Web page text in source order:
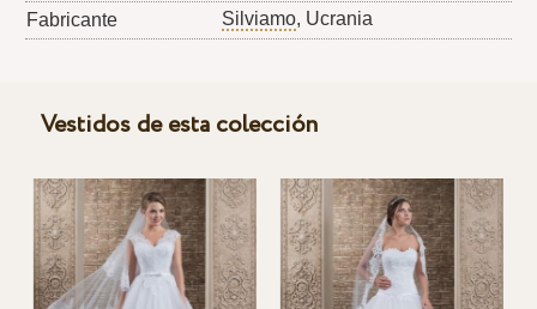
Fabricante
Silviamo, Ucrania
Vestidos de esta colección